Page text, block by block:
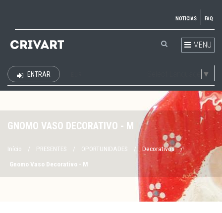
NOTICIAS FAQ
MENU
▼
ENTRAR
GNOMO VASO DECORATIVO - M
Início / PRESENTES / OPORTUNIDADES / Decorativos /
Gnomo Vaso Decorativo - M